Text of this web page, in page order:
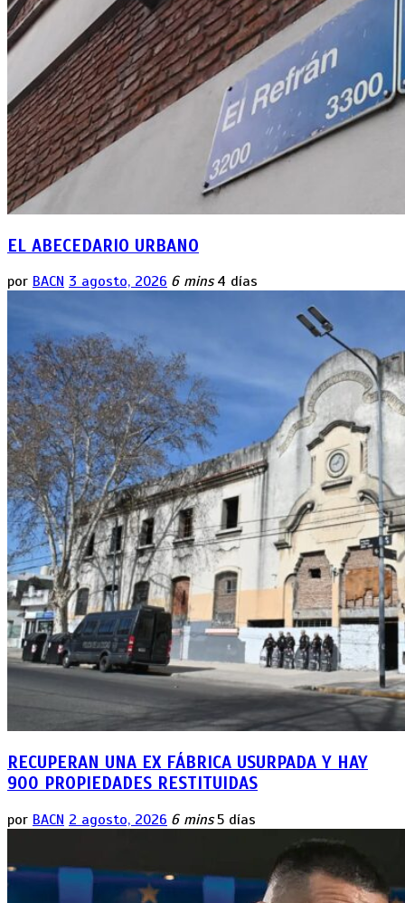
EL ABECEDARIO URBANO
por BACN 3 agosto, 2026 6 mins 4 días
RECUPERAN UNA EX FÁBRICA USURPADA Y HAY
900 PROPIEDADES RESTITUIDAS
por BACN 2 agosto, 2026 6 mins 5 días